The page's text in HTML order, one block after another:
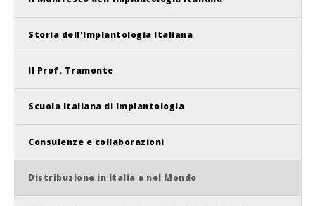
Storia dell'Implantologia Italiana
Il Prof. Tramonte
Scuola Italiana di Implantologia
Consulenze e collaborazioni
Distribuzione in Italia e nel Mondo